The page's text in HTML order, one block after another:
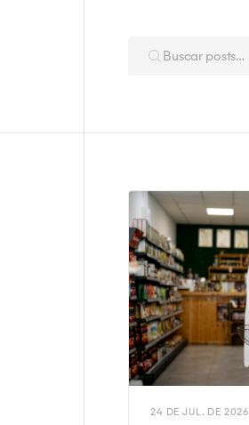
24 DE JUL. DE 2026